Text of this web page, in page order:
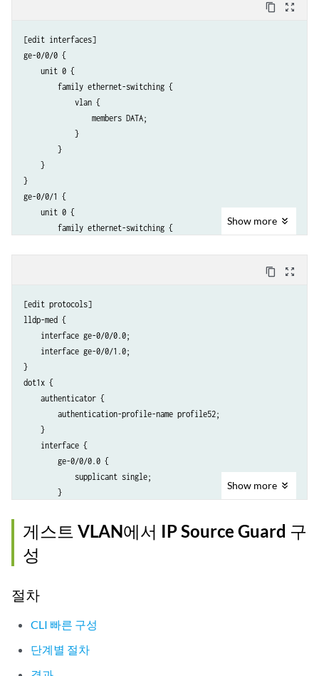
content_copy zoom_out_map
[edit interfaces]
ge-0/0/0 {
    unit 0 {
        family ethernet-switching {
            vlan {
                members DATA;
            }
        }
    }
}
ge-0/0/1 {
    unit 0 {
        family ethernet-switching {
    }
}
ge-0/0/24 {
    unit 0 {
        family ethernet-switching {
            vlan {
                members DATA;
            }
        }
    }
Show more
content_copy zoom_out_map
[edit protocols]
lldp-med {
    interface ge-0/0/0.0;
    interface ge-0/0/1.0;
}
dot1x {
    authenticator {
        authentication-profile-name profile52;
    }
    interface {
        ge-0/0/0.0 {
            supplicant single;
        }
            supplicant single;
        }
    }
Show more
게스트 VLAN에서 IP Source Guard 구
성
절차
CLI 빠른 구성
단계별 절차